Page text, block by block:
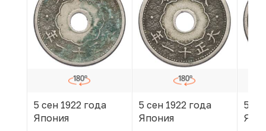
5 сен 1922 года
Япония
5 сен 1922 года
Япония
5